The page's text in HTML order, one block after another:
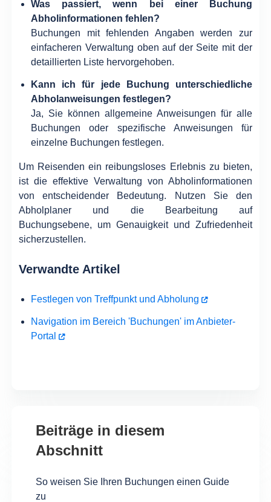
Was passiert, wenn bei einer Buchung
Abholinformationen fehlen?
Buchungen mit fehlenden Angaben werden zur
einfacheren Verwaltung oben auf der Seite mit der
detaillierten Liste hervorgehoben.
Kann ich für jede Buchung unterschiedliche
Abholanweisungen festlegen?
Ja, Sie können allgemeine Anweisungen für alle
Buchungen oder spezifische Anweisungen für
einzelne Buchungen festlegen.
Um Reisenden ein reibungsloses Erlebnis zu bieten,
ist die effektive Verwaltung von Abholinformationen
von entscheidender Bedeutung. Nutzen Sie den
Abholplaner und die Bearbeitung auf
Buchungsebene, um Genauigkeit und Zufriedenheit
sicherzustellen.
Verwandte Artikel
Festlegen von Treffpunkt und Abholung
Navigation im Bereich 'Buchungen' im Anbieter-
Portal
Beiträge in diesem
Abschnitt
So weisen Sie Ihren Buchungen einen Guide
zu